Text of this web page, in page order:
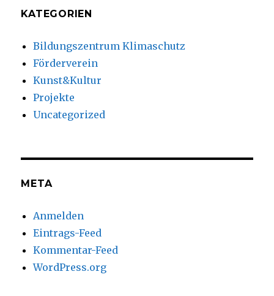
KATEGORIEN
Bildungszentrum Klimaschutz
Förderverein
Kunst&Kultur
Projekte
Uncategorized
META
Anmelden
Eintrags-Feed
Kommentar-Feed
WordPress.org